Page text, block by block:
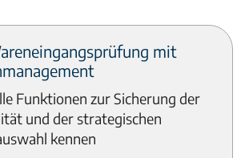
mit
Funktionen zur Sicherung der
und der strategischen
kennen